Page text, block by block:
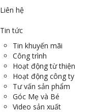
Liên hệ
Tin tức
Tin khuyến mãi
Công trình
Hoạt động từ thiện
Hoạt động công ty
Tư vấn sản phẩm
Góc Mẹ và Bé
Video sản xuất